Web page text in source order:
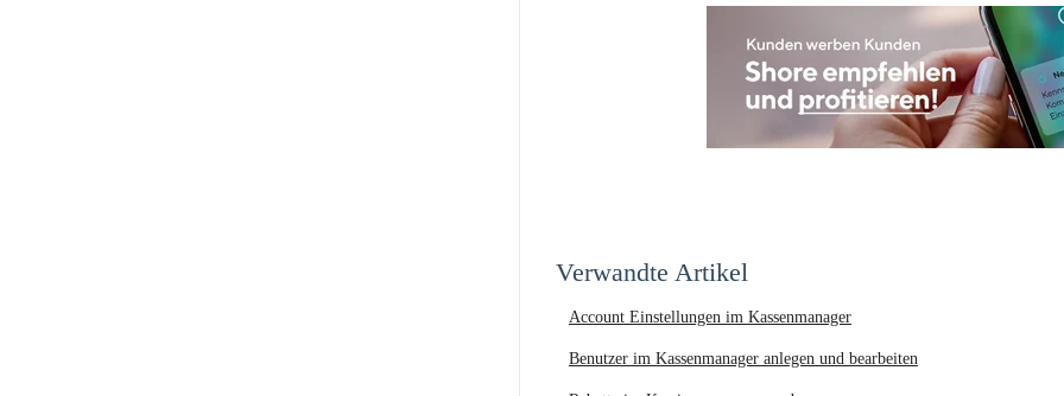
Verwandte Artikel
Account Einstellungen im Kassenmanager
Benutzer im Kassenmanager anlegen und bearbeiten